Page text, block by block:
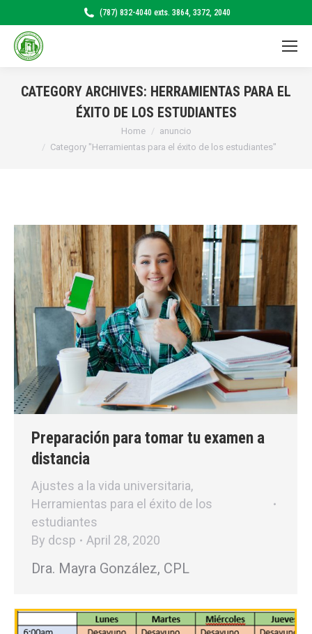
(787) 832-4040 exts. 3864, 3372, 2040
CATEGORY ARCHIVES: HERRAMIENTAS PARA EL
ÉXITO DE LOS ESTUDIANTES
Home
anuncio
Category "Herramientas para el éxito de los estudiantes"
Preparación para tomar tu examen a
distancia
Ajustes a la vida universitaria,
Herramientas para el éxito de los
estudiantes
By dcsp April 28, 2020
Dra. Mayra González, CPL